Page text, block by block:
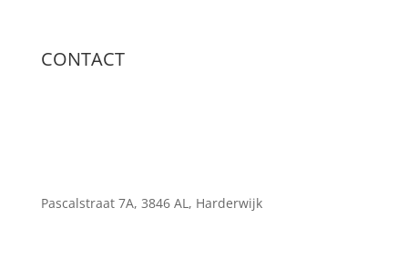
CONTACT
Pascalstraat 7A, 3846 AL, Harderwijk